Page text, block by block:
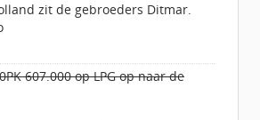
zit de gebroeders Ditmar.
607.000 op LPG op naar de